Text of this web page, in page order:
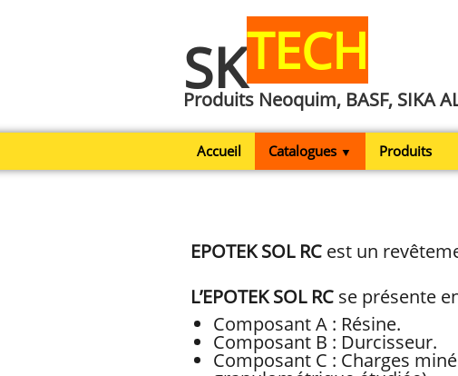
SKTECH
Produits Neoquim, BASF, SIKA
Accueil Catalogues ▼ Produits
EPOTEK SOL RC est un
L’EPOTEK SOL RC se présente
Composant A : Résine.
Composant B : Durcisseur.
Composant C : Charges